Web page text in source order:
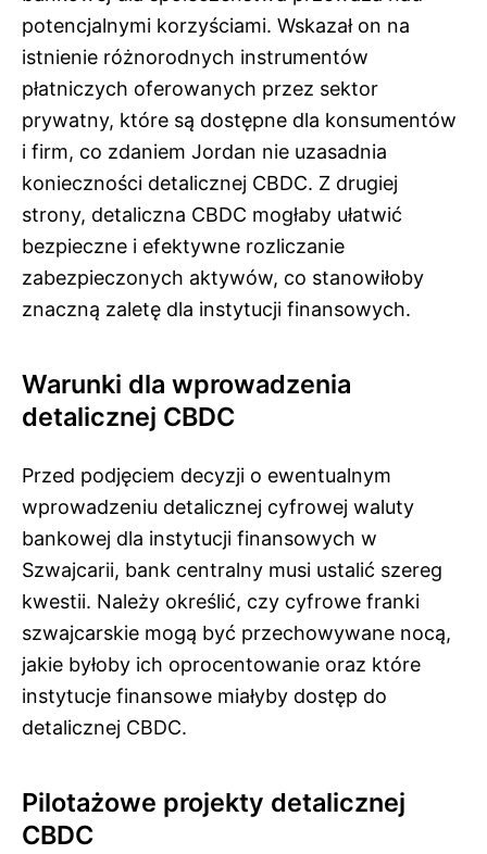
potencjalnymi korzyściami. Wskazał on na
istnienie różnorodnych instrumentów
płatniczych oferowanych przez sektor
prywatny, które są dostępne dla konsumentów
i firm, co zdaniem Jordan nie uzasadnia
konieczności detalicznej CBDC. Z drugiej
strony, detaliczna CBDC mogłaby ułatwić
bezpieczne i efektywne rozliczanie
zabezpieczonych aktywów, co stanowiłoby
znaczną zaletę dla instytucji finansowych.
Warunki dla wprowadzenia
detalicznej CBDC
Przed podjęciem decyzji o ewentualnym
wprowadzeniu detalicznej cyfrowej waluty
bankowej dla instytucji finansowych w
Szwajcarii, bank centralny musi ustalić szereg
kwestii. Należy określić, czy cyfrowe franki
szwajcarskie mogą być przechowywane nocą,
jakie byłoby ich oprocentowanie oraz które
instytucje finansowe miałyby dostęp do
detalicznej CBDC.
Pilotażowe projekty detalicznej
CBDC